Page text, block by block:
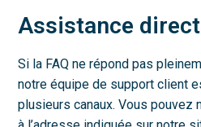
Assistance
Si la FAQ ne répond pas
notre équipe de support client
plusieurs canaux. Vous pouvez